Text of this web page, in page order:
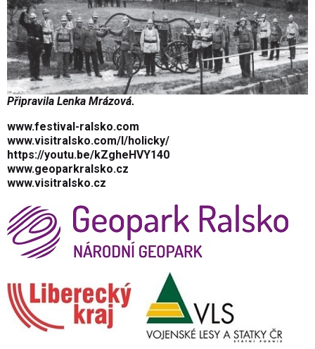
Připravila Lenka Mrázová.
www.festival-ralsko.com
www.visitralsko.com/l/holicky/
https://youtu.be/kZgheHVY140
www.geoparkralsko.cz
www.visitralsko.cz